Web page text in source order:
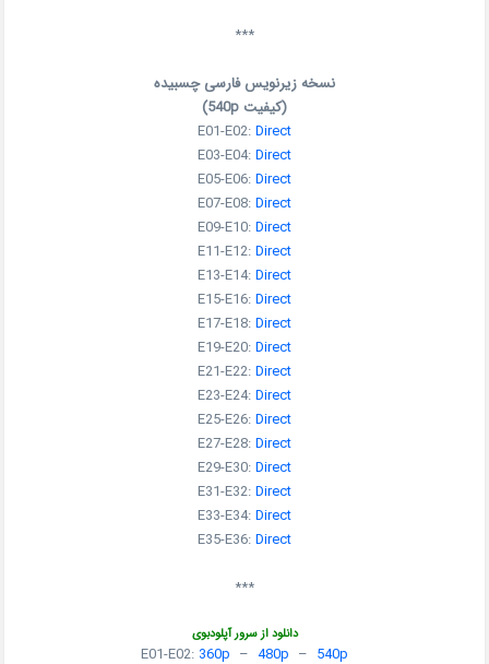
***
نسخه زیرنویس فارسی چسبیده
(کیفیت 540p)
E01-E02:Direct
E03-E04:Direct
E05-E06:Direct
E07-E08:Direct
E09-E10:Direct
E11-E12:Direct
E13-E14:Direct
E15-E16:Direct
E17-E18:Direct
E19-E20:Direct
E21-E22:Direct
E23-E24:Direct
E25-E26:Direct
E27-E28:Direct
E29-E30:Direct
E31-E32:Direct
E33-E34:Direct
E35-E36:Direct
***
دانلود از سرور آپلودبوی
E01-E02: 360p – 480p – 540p